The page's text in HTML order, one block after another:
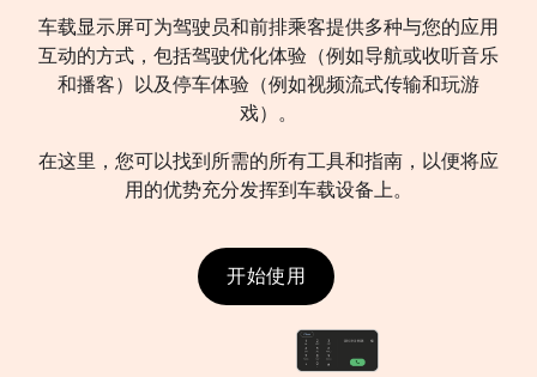
车载显示屏可为驾驶员和前排乘客提供多种与您的应用
互动的方式，包括驾驶优化体验（例如导航或收听音乐
和播客）以及停车体验（例如视频流式传输和玩游
戏）。
在这里，您可以找到所需的所有工具和指南，以便将应
用的优势充分发挥到车载设备上。
开始使用